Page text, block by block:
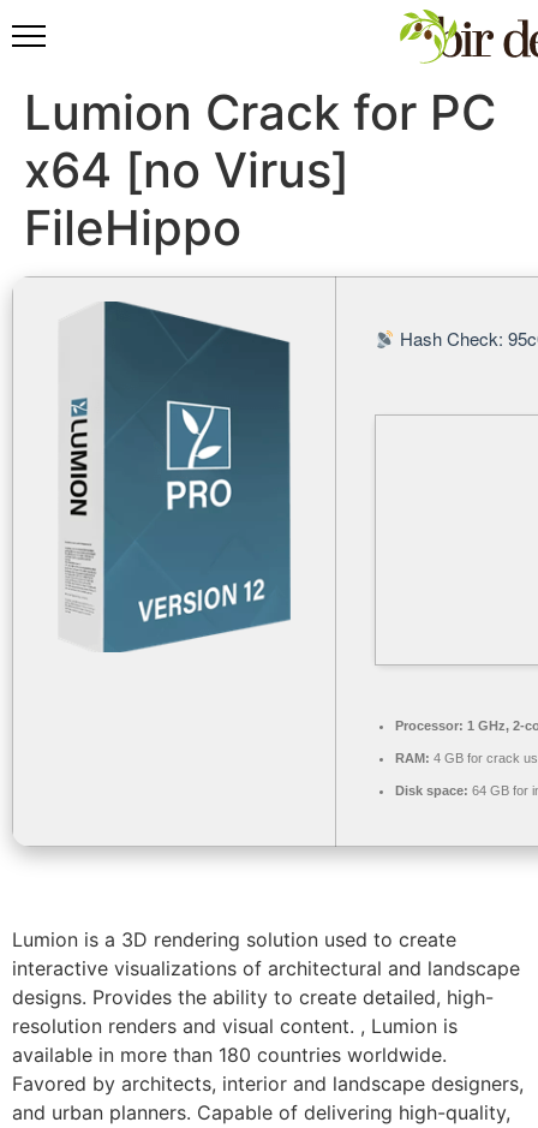
Lumion Crack for PC
x64 [no Virus]
FileHippo
Hash Check:
Processor: 1 GHz, 2-
RAM: 4 GB for crack
Disk space: 64 GB for
Lumion is a 3D rendering solution used to create
interactive visualizations of architectural and landscape
designs. Provides the ability to create detailed, high-
resolution renders and visual content. , Lumion is
available in more than 180 countries worldwide.
Favored by architects, interior and landscape designers,
and urban planners. Capable of delivering high-quality,